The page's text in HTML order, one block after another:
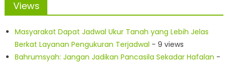
Views
Masyarakat Dapat Jadwal Ukur Tanah yang Lebih Jelas
Berkat Layanan Pengukuran Terjadwal - 9 views
Bahrumsyah: Jangan Jadikan Pancasila Sekadar Hafalan -